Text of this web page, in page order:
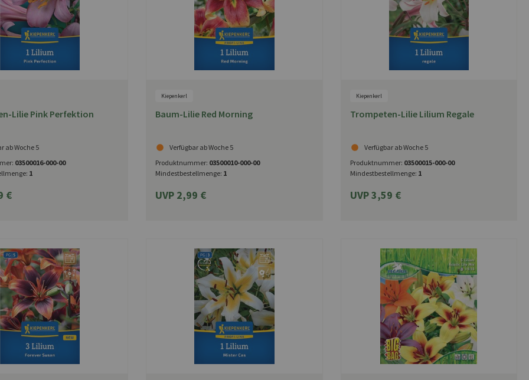
Lilie Pink Perfektion
ab Woche 5
03500016-000-00
1
€
Kiepenkerl
Baum-Lilie Red Morning
Verfügbar ab Woche 5
Produktnummer: 03500010-000-00
Mindestbestellmenge: 1
UVP 2,99 €
Kiepenkerl
Trompeten-Lilie Lilium Regale
Verfügbar ab Woche 5
Produktnummer: 03500015-000-00
Mindestbestellmenge: 1
UVP 3,59 €